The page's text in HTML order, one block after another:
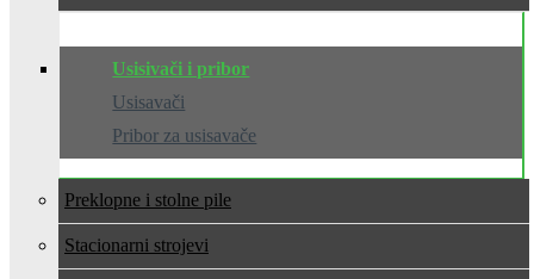
Usisivači i pribor
Usisavači
Pribor za usisavače
Preklopne i stolne pile
Stacionarni strojevi